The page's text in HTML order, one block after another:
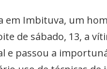
em Imbituva, um
de sábado, 13, a
e passou a